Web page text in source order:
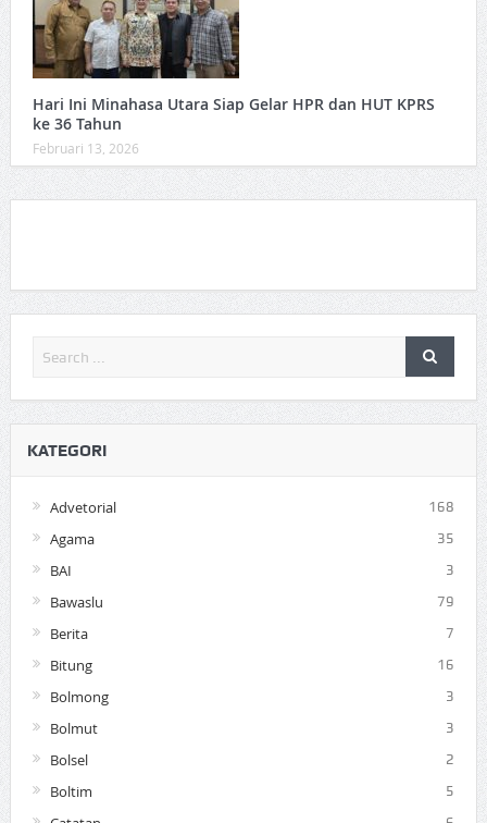
Hari Ini Minahasa Utara Siap Gelar HPR dan HUT KPRS
ke 36 Tahun ‎
Februari 13, 2026
KATEGORI
Advetorial 168
Agama 35
BAI 3
Bawaslu 79
Berita 7
Bitung 16
Bolmong 3
Bolmut 3
Bolsel 2
Boltim 5